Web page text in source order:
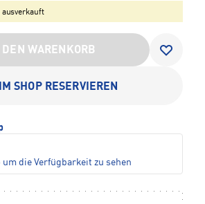
DEN WARENKORB
IM SHOP RESERVIEREN
um die Verfügbarkeit zu sehen